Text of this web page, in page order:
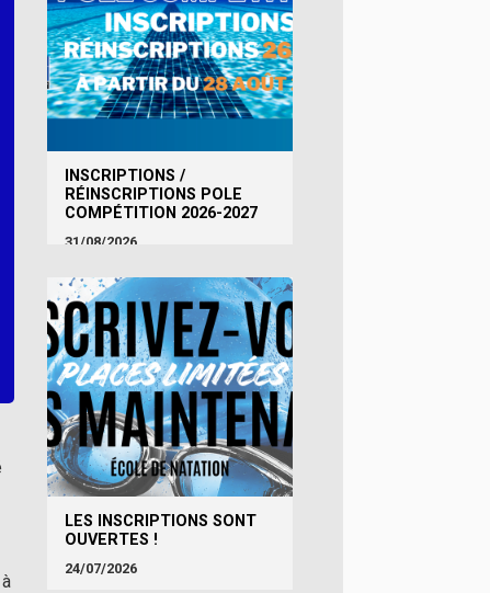
INSCRIPTIONS /
RÉINSCRIPTIONS POLE
COMPÉTITION 2026-2027
31/08/2026
LES INSCRIPTIONS SONT
OUVERTES !
24/07/2026